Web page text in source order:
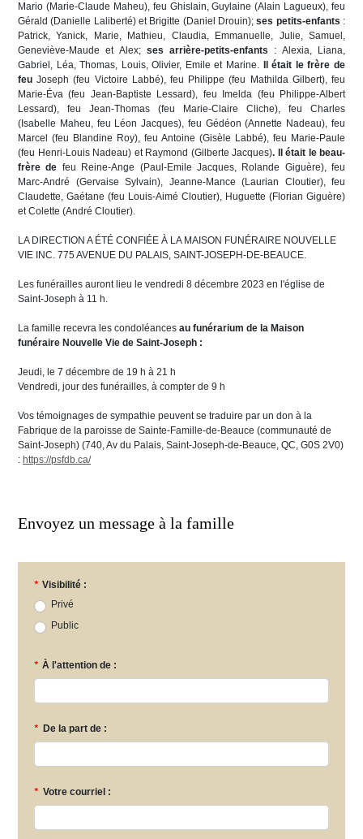
Mario (Marie-Claude Maheu), feu Ghislain, Guylaine (Alain Lagueux), feu
Gérald (Danielle Laliberté) et Brigitte (Daniel Drouin);ses petits-enfants :
Patrick, Yanick, Marie, Mathieu, Claudia, Emmanuelle, Julie, Samuel,
Geneviève-Maude et Alex; ses arrière-petits-enfants : Alexia, Liana,
Gabriel, Léa, Thomas, Louis, Olivier, Emile et Marine.
Il était le frère de
feu Joseph (feu Victoire Labbé), feu Philippe (feu Mathilda Gilbert), feu
Marie-Éva (feu Jean-Baptiste Lessard), feu Imelda (feu Philippe-Albert
Lessard), feu Jean-Thomas (feu Marie-Claire Cliche), feu Charles
(Isabelle Maheu, feu Léon Jacques), feu Gédéon (Annette Nadeau), feu
Marcel (feu Blandine Roy), feu Antoine (Gisèle Labbé), feu Marie-Paule
(feu Henri-Louis Nadeau) et Raymond (Gilberte Jacques). Il était le beau-
frère de feu Reine-Ange (Paul-Emile Jacques, Rolande Giguère), feu
Marc-André (Gervaise Sylvain), Jeanne-Mance (Laurian Cloutier), feu
Claudette, Gaétane (feu Louis-Aimé Cloutier), Huguette (Florian Giguère)
et Colette (André Cloutier).
LA DIRECTION A ÉTÉ CONFIÉE À LA MAISON FUNÉRAIRE NOUVELLE
VIE INC. 775 AVENUE DU PALAIS, SAINT-JOSEPH-DE-BEAUCE.
Les funérailles auront lieu le vendredi 8 décembre 2023 en l'église de
Saint-Joseph à 11 h.
La famille recevra les condoléances au funérarium de la Maison
funéraire Nouvelle Vie de Saint-Joseph :
Jeudi, le 7 décembre de 19 h à 21 h
Vendredi, jour des funérailles, à compter de 9 h
Vos témoignages de sympathie peuvent se traduire par un don à la
Fabrique de la paroisse de Sainte-Famille-de-Beauce (communauté de
Saint-Joseph) (740, Av du Palais, Saint-Joseph-de-Beauce, QC, G0S 2V0)
: https://psfdb.ca/
Envoyez un message à la famille
* Visibilité :
Privé
Public
* À l'attention de :
* De la part de :
* Votre courriel :